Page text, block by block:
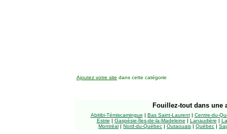
Ajoutez votre site dans cette catégorie
Fouillez-tout dans une
Abitibi-Témiscamingue | Bas Saint-Laurent| Centre-du-
Estrie | Gaspésie-Îles-de-la-Madeleine | Lanaudière |
Montréal | Nord-du-Québec | Outaouais | Québec |